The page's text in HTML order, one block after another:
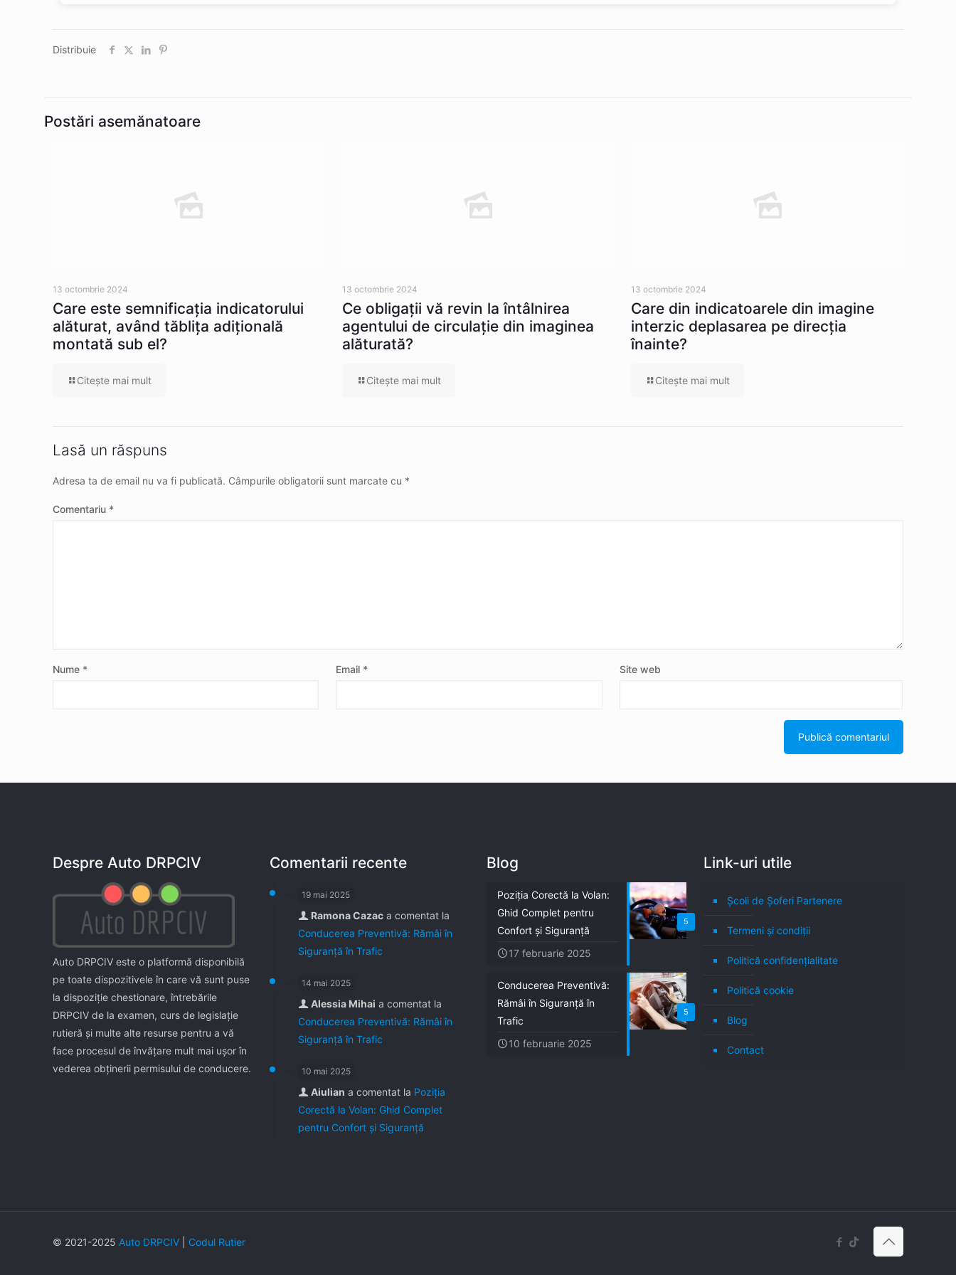
Distribuie
Postări asemănatoare
13 octombrie 2024
Care este semnificația indicatorului
alăturat, având tăblița adițională
montată sub el?
Citeşte mai mult
13 octombrie 2024
Ce obligații vă revin la întâlnirea
agentului de circulație din imaginea
alăturată?
Citeşte mai mult
13 octombrie 2024
Care din indicatoarele din imagine
interzic deplasarea pe direcția
înainte?
Citeşte mai mult
Lasă un răspuns
Adresa ta de email nu va fi publicată. Câmpurile obligatorii sunt marcate cu *
Comentariu *
Nume * Email * Site web
Despre Auto DRPCIV
Auto DRPCIV este o platformă disponibilă
pe toate dispozitivele în care vă sunt puse
la dispoziţie chestionare, întrebările
DRPCIV de la examen, curs de legislaţie
rutieră şi multe alte resurse pentru a vă
face procesul de învăţare mult mai uşor în
vederea obţinerii permisului de conducere.
Comentarii recente
19 mai 2025
Ramona Cazac a comentat la
Conducerea Preventivă: Rămâi în
Siguranță în Trafic
14 mai 2025
Alessia Mihai a comentat la
Conducerea Preventivă: Rămâi în
Siguranță în Trafic
10 mai 2025
Aiulian a comentat la Poziția
Corectă la Volan: Ghid Complet
pentru Confort și Siguranță
Blog
5
Poziția Corectă la Volan:
Ghid Complet pentru
Confort și Siguranță
17 februarie 2025
5
Conducerea Preventivă:
Rămâi în Siguranță în
Trafic
10 februarie 2025
Link-uri utile
Școli de Șoferi Partenere
Termeni şi condiţii
Politică confidenţialitate
Politică cookie
Blog
Contact
© 2021-2025 Auto DRPCIV Codul Rutier